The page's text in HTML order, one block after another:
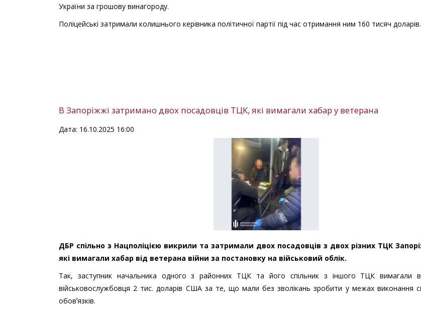
України за грошову винагороду.
Поліцейські затримали колишнього керівника політичної партії під час отримання ним 160 тисяч доларів.
В Запоріжжі затримано двох посадовців ТЦК, які вимагали хабар у ветерана
Дата: 16.10.2025 16:00
ДБР спільно з Нацполіцією викрили та затримали двох посадовців з двох різних ТЦК
які вимагали хабар від ветерана війни за постановку на військовий облік.
Так, заступник начальника одного з районних ТЦК та його спільник з іншого ТЦК вимагали
військовослужбовця 2 тис. доларів США за те, що мали без зволікань зробити у межах виконання
обовʼязків.